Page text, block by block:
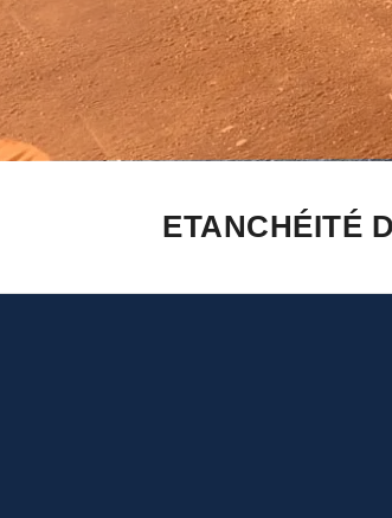
ETANCHÉITÉ